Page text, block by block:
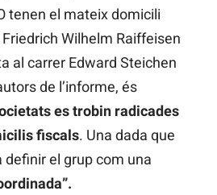
tenen el mateix domicili
Wilhelm Raiffeisen
al carrer Edward Steichen
de l’informe, és
es trobin radicades
fiscals. Una dada que
definir el grup com una